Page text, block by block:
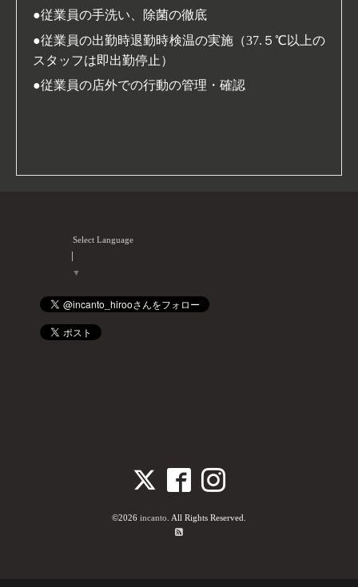
●従業員の手洗い、除菌の徹底
●従業員の出勤時退勤時検温の実施（37.５℃以上の
スタッフは即出勤停止）
●従業員の店外での行動の管理・確認
Select Language
▼
©2026 incanto . All Rights Reserved.